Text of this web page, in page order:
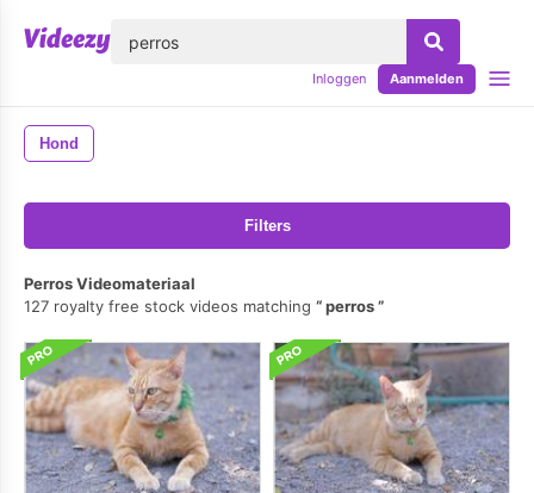
Inloggen Aanmelden
Hond
Filters
Perros Videomateriaal
127 royalty free stock videos matching
perros